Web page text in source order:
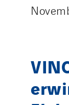
TelComTec
Thermo
Top